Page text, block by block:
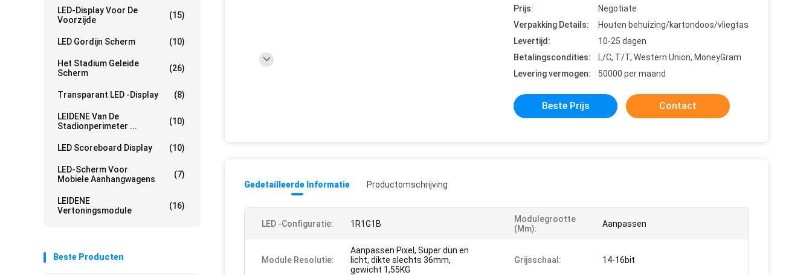
LED-Display Voor De
Voorzijde
(15)
LED Gordijn Scherm (10)
Het Stadium Geleide
Scherm
(26)
Transparant LED -display (8)
LEIDENE Van De
Stadionperimeter ...
(10)
LED Scoreboard Display (10)
LED-Scherm Voor
Mobiele Aanhangwagens
(7)
LEIDENE
Vertoningsmodule
(16)
Beste Producten
Prijs:
Negotiate
Verpakking Details:
Houten behuizing/kartondoos/vliegtas
Levertijd:
10-25 dagen
Betalingscondities:
L/C, T/T, Western Union, MoneyGram
Levering vermogen:
50000 per maand
Beste Prijs Contact
Gedetailleerde Informatie Productomschrijving
LED -configuratie: 1R1G1B
Modulegrootte
(mm):
Aanpassen
Module Resolutie:
Aanpassen Pixel, Super dun en
licht, dikte slechts 36mm,
gewicht 1,55KG
Grijsschaal: 14-16bit